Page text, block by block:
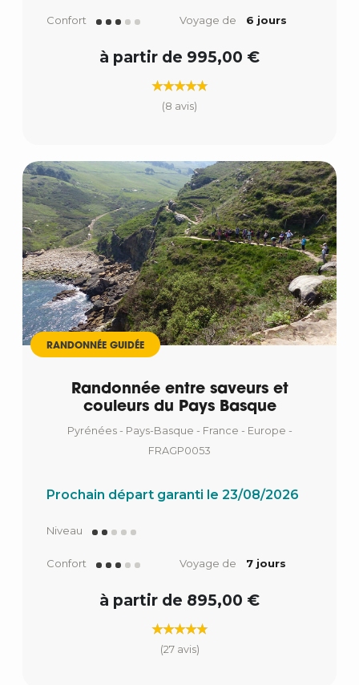
Confort Voyage de 6 jours
à partir de 995,00 €
(8 avis)
RANDONNÉE GUIDÉE
Randonnée entre saveurs et
couleurs du Pays Basque
Pyrénées - Pays-Basque - France - Europe -
FRAGP0053
Prochain départ garanti le 23/08/2026
Niveau
Confort Voyage de 7 jours
à partir de 895,00 €
(27 avis)